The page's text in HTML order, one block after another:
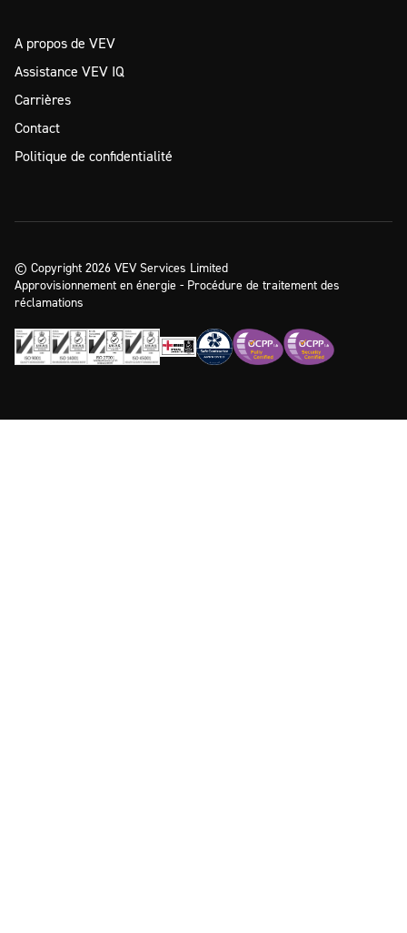
A propos de VEV
Assistance VEV IQ
Carrières
Contact
Politique de confidentialité
© Copyright 2026 VEV Services Limited
Approvisionnement en énergie - Procédure de traitement des
réclamations